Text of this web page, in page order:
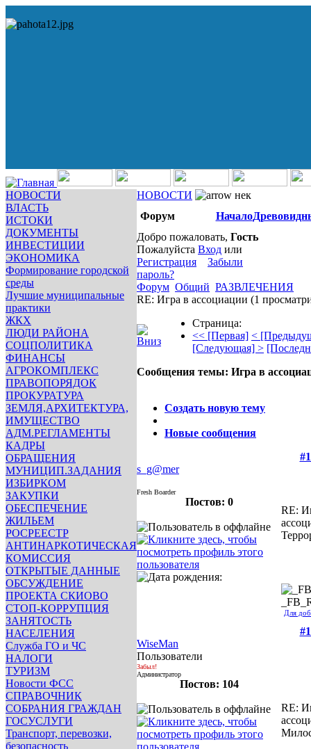
НОВОСТИ
ВЛАСТЬ
ИСТОКИ
ДОКУМЕНТЫ
ИНВЕСТИЦИИ
ЭКОНОМИКА
Формирование городской
среды
Лучшие муниципальные
практики
ЖКХ
ЛЮДИ РАЙОНА
СОЦПОЛИТИКА
ФИНАНСЫ
АГРОКОМПЛЕКС
ПРАВОПОРЯДОК
ПРОКУРАТУРА
ЗЕМЛЯ,АРХИТЕКТУРА,
ИМУЩЕСТВО
АДМ.РЕГЛАМЕНТЫ
КАДРЫ
ОБРАЩЕНИЯ
МУНИЦИП.ЗАДАНИЯ
ИЗБИРКОМ
ЗАКУПКИ
ОБЕСПЕЧЕНИЕ
ЖИЛЬЕМ
РОСРЕЕСТР
АНТИНАРКОТИЧЕСКАЯ
КОМИССИЯ
ОТКРЫТЫЕ ДАННЫЕ
ОБСУЖДЕНИЕ
ПРОЕКТА СКИОВО
СТОП-КОРРУПЦИЯ
ЗАНЯТОСТЬ
НАСЕЛЕНИЯ
Служба ГО и ЧС
НАЛОГИ
ТУРИЗМ
Новости ФСС
СПРАВОЧНИК
СОБРАНИЯ ГРАЖДАН
ГОСУСЛУГИ
Транспорт, перевозки,
безопасность
НОВОСТИ
нек
Форум
Начало
Добро пожаловать, Гость
Пожалуйста Вход или
Регистрация
Забыли
пароль?
Форум Общий РАЗВЛЕЧЕНИЯ
RE: Игра в ассоциации (1
Страница:
<< [Первая] <
[Следующая] >
Сообщения темы: Игра в
Создать новую тему
Новые сообщения
s_g@mer
Fresh Boarder
Постов: 0
RE:
Для
WiseMan
Пользователи
Забыл!
Администратор
Постов: 104
RE: